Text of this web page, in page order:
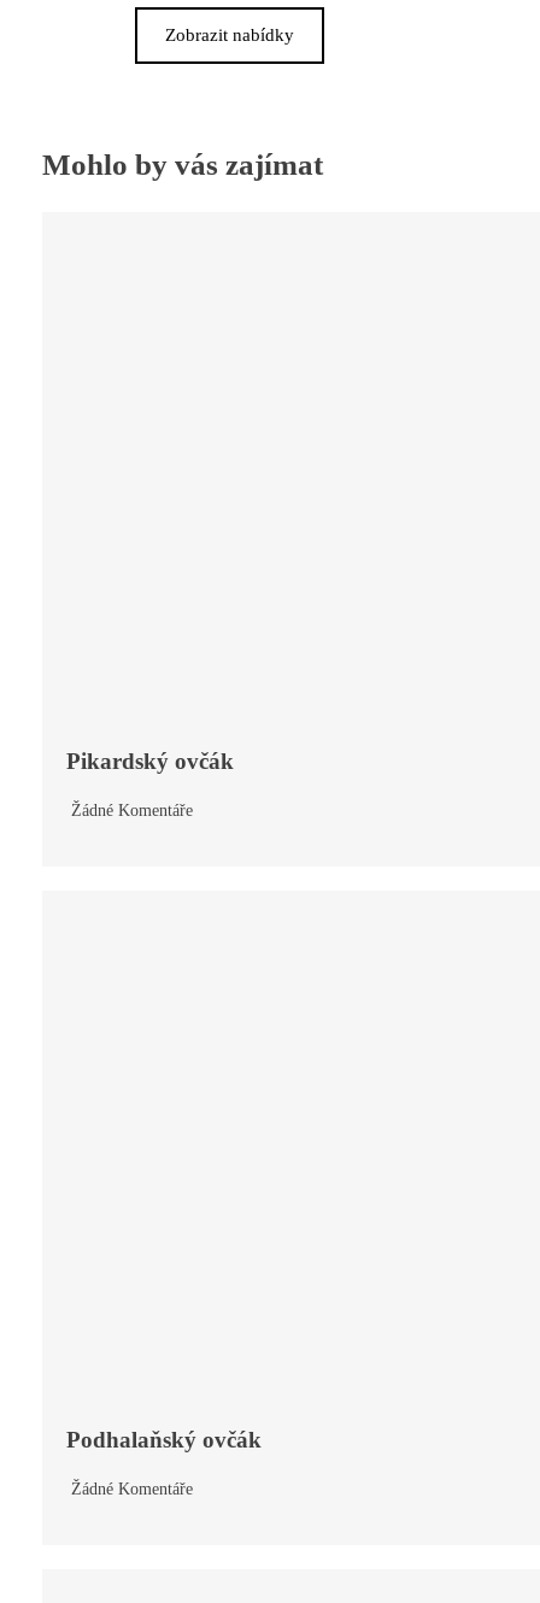
Zobrazit nabídky
Mohlo by vás zajímat
Pikardský ovčák
Žádné Komentáře
Podhalaňský ovčák
Žádné Komentáře